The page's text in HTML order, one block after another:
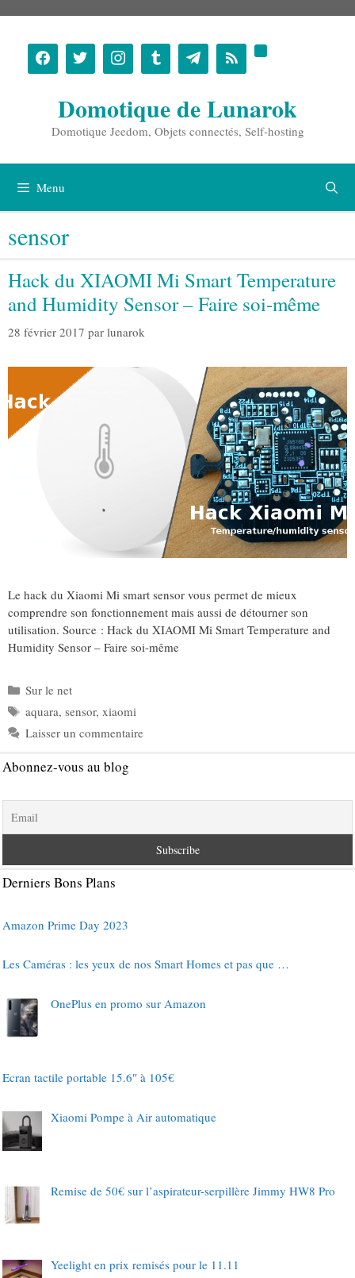
contenu
Domotique de Lunarok
Domotique Jeedom, Objets connectés, Self-hosting
Menu
sensor
Hack du XIAOMI Mi Smart Temperature
and Humidity Sensor – Faire soi-même
28 février 2017 par lunarok
Le hack du Xiaomi Mi smart sensor vous permet de mieux
comprendre son fonctionnement mais aussi de détourner son
utilisation. Source : Hack du XIAOMI Mi Smart Temperature and
Humidity Sensor – Faire soi-même
Catégories
Sur le net
Étiquettes
aquara, sensor, xiaomi
Laisser un commentaire
Abonnez-vous au blog
Derniers Bons Plans
Amazon Prime Day 2023
Les Caméras : les yeux de nos Smart Homes et pas que …
OnePlus en promo sur Amazon
Ecran tactile portable 15.6″ à 105€
Xiaomi Pompe à Air automatique
Remise de 50€ sur l’aspirateur-serpillère Jimmy HW8 Pro
Yeelight en prix remisés pour le 11.11